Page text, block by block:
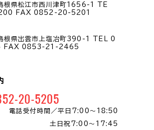
県松江市西川津町1656-1 TE
FAX 0852-20-5201
県出雲市上塩冶町390-1 TEL 0
FAX 0853-21-2465
20-5205
電話受付時間／平日7:00～18:50
土日祝7:00～17:45